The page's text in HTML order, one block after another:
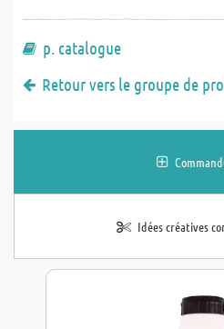
p. catalogue
Retour vers le groupe de
Idées créatives